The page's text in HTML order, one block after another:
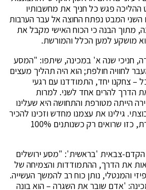
פגש כל חניך את מחשבותיו
השני המבט נפתח החוצה אל עבר הערבות
מתוך הבנה כי הכוח האישי מקבל את
מושקע למען הכלל והמורשת.
חניכי שנה א' במכינה, שיתפו: "המסע
לחוויה חולפת; הוא היה תהליך מעצים
– צחקנו יחד, התמודדנו עם רגעי
הדרך להרים אחד לשני. למרות
הייתה מטורפת והתחושה היא שעלינו
גילינו את עצמנו מחדש וזכינו להכיר
את החברים מזווית אחרת, כזו שרואים רק כשנותנים 100%
צבאית 'בראשית': "מסע ירושלים
את הדרך, ההתמודדות והצמיחה של
והמנטלי, נותן כוח רב להמשך העשייה.
'אדם שובר את השגרה – הוא בונה